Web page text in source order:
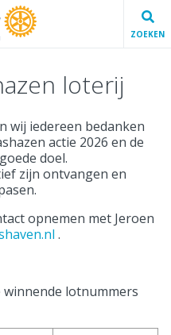
ZOEKEN
loterij
wij iedereen bedanken
actie 2026 en de
doel.
zijn ontvangen en
opnemen met Jeroen
.
lotnummers